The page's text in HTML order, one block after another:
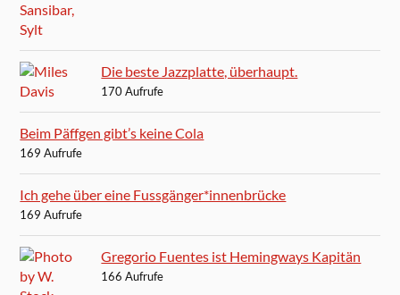
Die beste Jazzplatte, überhaupt.
170 Aufrufe
Beim Päffgen gibt’s keine Cola
169 Aufrufe
Ich gehe über eine Fussgänger*innenbrücke
169 Aufrufe
Gregorio Fuentes ist Hemingways Kapitän
166 Aufrufe